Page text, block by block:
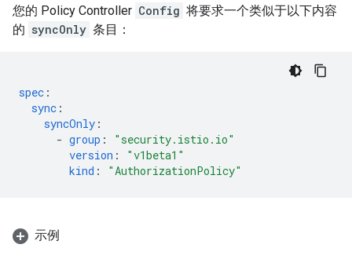
您的 Policy Controller Config 将要求一个类似于以下内容
的 syncOnly 条目：
spec :
sync :
syncOnly :
- group :
"security.istio.io"
version :
"v1beta1"
kind : "AuthorizationPolicy"
示例